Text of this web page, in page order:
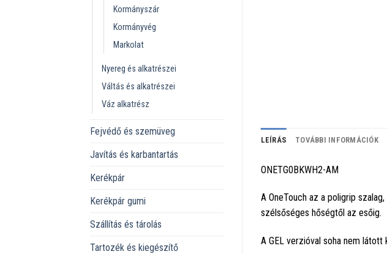
Kormányszár
Kormányvég
Markolat
Nyereg és alkatrészei
Váltás és alkatrészei
Váz alkatrész
Fejvédő és szemüveg
Javítás és karbantartás
Kerékpár
Kerékpár gumi
Szállítás és tárolás
Tartozék és kiegészítő
LEÍRÁS TOVÁBBI INFORMÁCIÓK
ONETG0BKWH2-AM
A OneTouch az a poligrip
szélsőséges hőségtől az esőig.
A GEL verzióval soha nem